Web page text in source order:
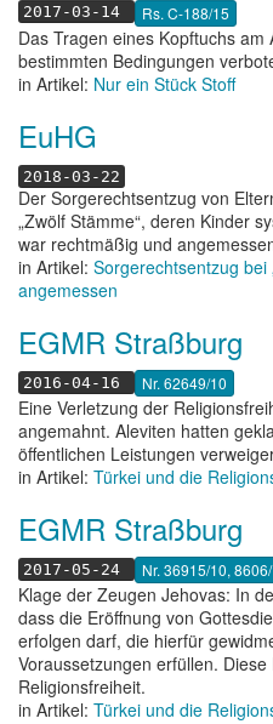
2017-03-14 Rs. C-188/15
Das Tragen eines Kopftuchs
bestimmten Bedingungen
in Artikel: Nur ein Stück Stoff
EuHG
2018-03-22
Der Sorgerechtsentzug von
„Zwölf Stämme“, deren Kinder
war rechtmäßig und
in Artikel: Sorgerechtsentzug bei
angemessen
EGMR Straßburg
2016-04-16 Nr. 62649/10
Eine Verletzung der
angemahnt. Aleviten hatten
öffentlichen Leistungen
in Artikel: Türkei und die
EGMR Straßburg
2017-05-24 Nr. 36915/10,
Klage der Zeugen Jehovas: In
dass die Eröffnung von
erfolgen darf, die hierfür
Voraussetzungen erfüllen.
Religionsfreiheit.
in Artikel: Türkei und die